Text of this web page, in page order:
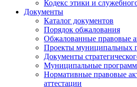
Кодекс этики и
Документы
Каталог документов
Порядок обжалования
Обжалованные правовые
Проекты муниципальных
Документы
Муниципальные
Нормативные правовые
аттестации